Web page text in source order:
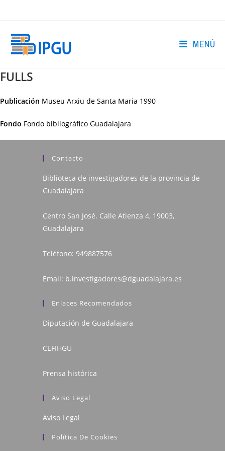
MENÚ
FULLS
Publicación Museu Arxiu de Santa Maria 1990
Fondo Fondo bibliográfico Guadalajara
Contacto
Biblioteca de investigadores de la provincia de
Guadalajara
Centro San José. Calle Atienza 4, 19003,
Guadalajara
Teléfono: 949887576
Email: b.investigadores@dguadalajara.es
Enlaces Recomendados
Diputación de Guadalajara
CEFIHGU
Prensa histórica
Aviso Legal
Aviso Legal
Política De Cookies